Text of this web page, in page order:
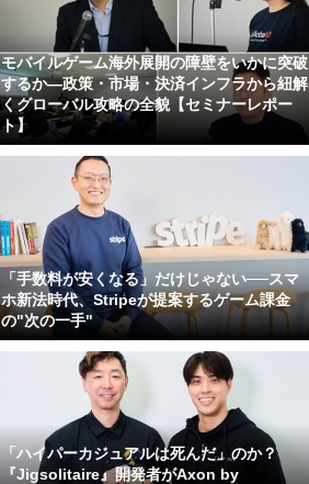
モバイルゲーム海外展開の障壁をいかに突破
するか―政策・市場・決済インフラから紐解
くグローバル攻略の全貌【セミナーレポー
ト】
「手数料が安くなる」だけじゃない──スマ
ホ新法時代、Stripeが提案するゲーム課金
の"次の一手"
「ハイパーカジュアルは死んだ」のか？
『Jigsolitaire』開発者がAxon by